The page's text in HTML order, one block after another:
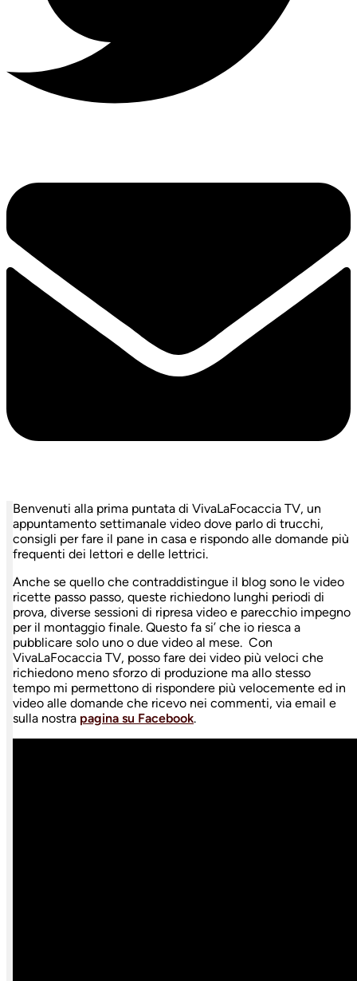
Benvenuti alla prima puntata di VivaLaFocaccia TV, un
appuntamento settimanale video dove parlo di trucchi,
consigli per fare il pane in casa e rispondo alle domande più
frequenti dei lettori e delle lettrici.
Anche se quello che contraddistingue il blog sono le video
ricette passo passo, queste richiedono lunghi periodi di
prova, diverse sessioni di ripresa video e parecchio impegno
per il montaggio finale. Questo fa si’ che io riesca a
pubblicare solo uno o due video al mese. Con
VivaLaFocaccia TV, posso fare dei video più veloci che
richiedono meno sforzo di produzione ma allo stesso
tempo mi permettono di rispondere più velocemente ed in
video alle domande che ricevo nei commenti, via email e
sulla nostra pagina su Facebook.